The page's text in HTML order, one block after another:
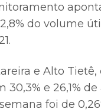
do volume
e Alto
30,3% e 26,1%
foi de